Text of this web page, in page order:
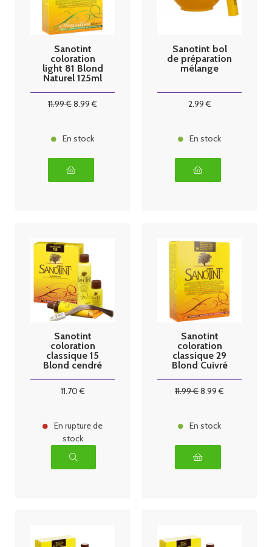
Sanotint
coloration
light 81 Blond
Naturel 125ml
11.99€8.99 €
En stock
Sanotint bol
de préparation
mélange
2.99€
En stock
Sanotint
coloration
classique 15
Blond cendré
11.70€
En rupture de
stock
Sanotint
coloration
classique 29
Blond Cuivré
11.99€8.99 €
En stock